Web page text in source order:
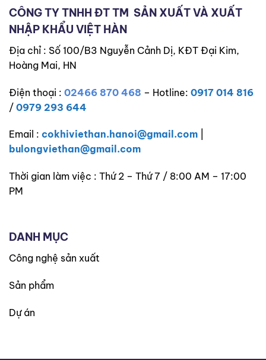
CÔNG TY TNHH ĐT TM SẢN XUẤT VÀ XUẤT
NHẬP KHẨU VIỆT HÀN
Địa chỉ : Số 100/B3 Nguyễn Cảnh Dị, KĐT Đại Kim,
Hoàng Mai, HN
Điện thoại : 02466 870 468 – Hotline: 0917 014 816
/ 0979 293 644
Email : cokhiviethan.hanoi@gmail.com
bulongviethan@gmail.com
Thời gian làm việc : Thứ 2 – Thứ 7 / 8:00 AM – 17:00
PM
DANH MỤC
Công nghệ sản xuất
Sản phẩm
Dự án